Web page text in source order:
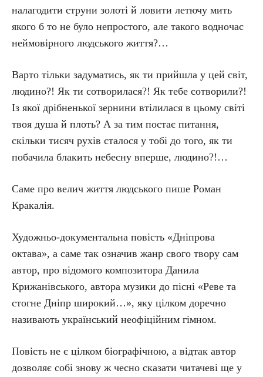
налагодити струни золоті й ловити летючу мить
якого б то не було непростого, але такого водночас
неймовірного людського життя?…
Варто тільки задуматись, як ти прийшла у цей світ,
людино?! Як ти сотворилася?! Як тебе сотворили?!
Із якої дрібненької зернини втілилася в цьому світі
твоя душа й плоть? А за тим постає питання,
скільки тисяч рухів сталося у тобі до того, як ти
побачила блакить небесну вперше, людино?!…
Саме про велич життя людського пише Роман
Кракалія.
Художньо-документальна повість «Дніпрова
октава», а саме так означив жанр свого твору сам
автор, про відомого композитора Данила
Крижанівського, автора музики до пісні «Реве та
стогне Дніпр широкий…», яку цілком доречно
називають український неофіційним гімном.
Повість не є цілком біографічною, а відтак автор
дозволяє собі знову ж чесно сказати читачеві ще у